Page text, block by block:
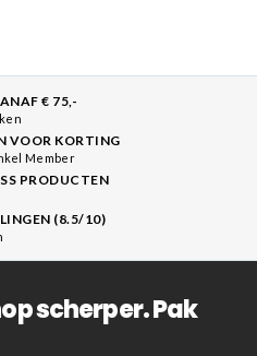
€ 75,-
VOOR KORTING
Member
PRODUCTEN
(8.5/10)
scherper. Pak